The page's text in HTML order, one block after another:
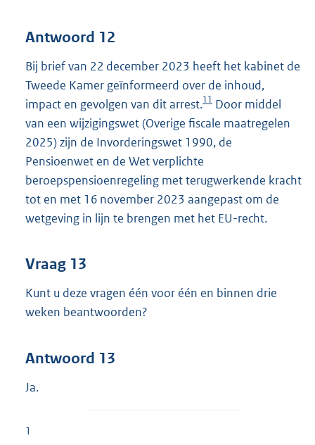
Antwoord 12
Bij brief van 22 december 2023 heeft het kabinet de
Tweede Kamer geïnformeerd over de inhoud,
impact en gevolgen van dit arrest.11 Door middel
van een wijzigingswet (Overige fiscale maatregelen
2025) zijn de Invorderingswet 1990, de
Pensioenwet en de Wet verplichte
beroepspensioenregeling met terugwerkende kracht
tot en met 16 november 2023 aangepast om de
wetgeving in lijn te brengen met het EU-recht.
Vraag 13
Kunt u deze vragen één voor één en binnen drie
weken beantwoorden?
Antwoord 13
Ja.
1